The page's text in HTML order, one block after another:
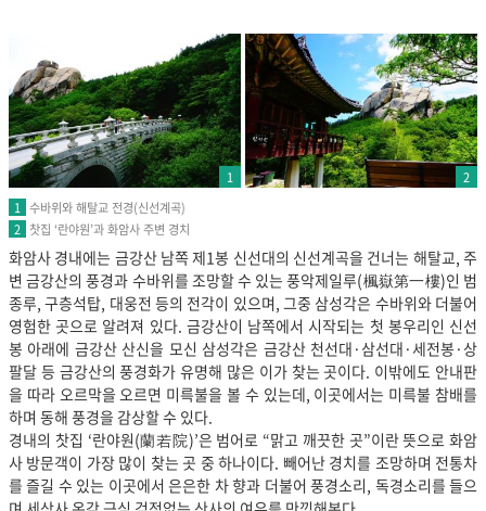
1
2
1 수바위와 해탈교 전경(신선계곡)
2 찻집 ‘란야원’과 화암사 주변 경치
화암사 경내에는 금강산 남쪽 제1봉 신선대의 신선계곡을 건너는 해탈교, 주
변 금강산의 풍경과 수바위를 조망할 수 있는 풍악제일루(楓嶽第一樓)인 범
종루, 구층석탑, 대웅전 등의 전각이 있으며, 그중 삼성각은 수바위와 더불어
영험한 곳으로 알려져 있다. 금강산이 남쪽에서 시작되는 첫 봉우리인 신선
봉 아래에 금강산 산신을 모신 삼성각은 금강산 천선대·삼선대·세전봉·상
팔달 등 금강산의 풍경화가 유명해 많은 이가 찾는 곳이다. 이밖에도 안내판
을 따라 오르막을 오르면 미륵불을 볼 수 있는데, 이곳에서는 미륵불 참배를
하며 동해 풍경을 감상할 수 있다.
경내의 찻집 ‘란야원(蘭若院)’은 범어로 “맑고 깨끗한 곳”이란 뜻으로 화암
사 방문객이 가장 많이 찾는 곳 중 하나이다. 빼어난 경치를 조망하며 전통차
를 즐길 수 있는 이곳에서 은은한 차 향과 더불어 풍경소리, 독경소리를 들으